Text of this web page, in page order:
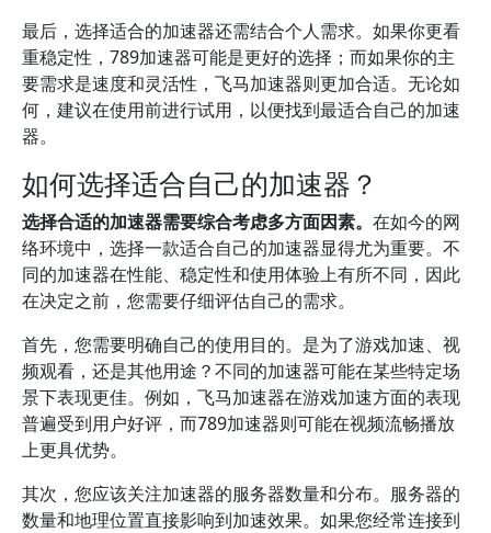
最后，选择适合的加速器还需结合个人需求。如果你更看
重稳定性，789加速器可能是更好的选择；而如果你的主
要需求是速度和灵活性，飞马加速器则更加合适。无论如
何，建议在使用前进行试用，以便找到最适合自己的加速
器。
如何选择适合自己的加速器？
选择合适的加速器需要综合考虑多方面因素。 在如今的网
络环境中，选择一款适合自己的加速器显得尤为重要。不
同的加速器在性能、稳定性和使用体验上有所不同，因此
在决定之前，您需要仔细评估自己的需求。
首先，您需要明确自己的使用目的。是为了游戏加速、视
频观看，还是其他用途？不同的加速器可能在某些特定场
景下表现更佳。例如，飞马加速器在游戏加速方面的表现
普遍受到用户好评，而789加速器则可能在视频流畅播放
上更具优势。
其次，您应该关注加速器的服务器数量和分布。服务器的
数量和地理位置直接影响到加速效果。如果您经常连接到